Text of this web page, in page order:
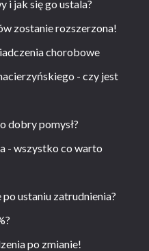
i jak się go ustala?
zostanie rozszerzona!
chorobowe
- czy jest
dobry pomysł?
- wszystko co warto
ustaniu zatrudnienia?
po zmianie!